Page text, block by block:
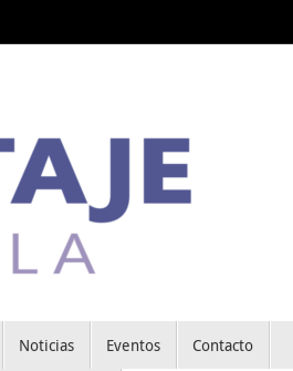
Noticias Eventos Contacto